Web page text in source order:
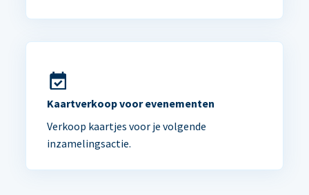
Kaartverkoop voor evenementen
Verkoop kaartjes voor je volgende
inzamelingsactie.